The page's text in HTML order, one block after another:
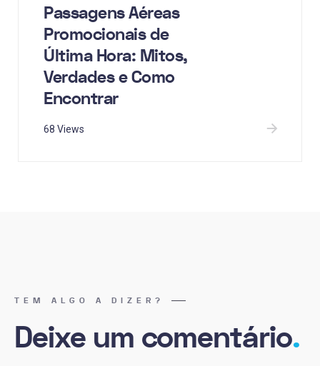
Passagens Aéreas
Promocionais de
Última Hora: Mitos,
Verdades e Como
Encontrar
68 Views
TEM ALGO A DIZER?
Deixe um comentário.